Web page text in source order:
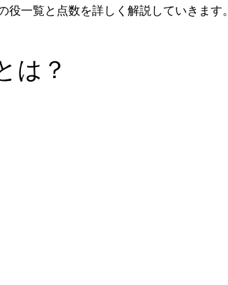
一覧と点数を詳しく解説していきます。
は？